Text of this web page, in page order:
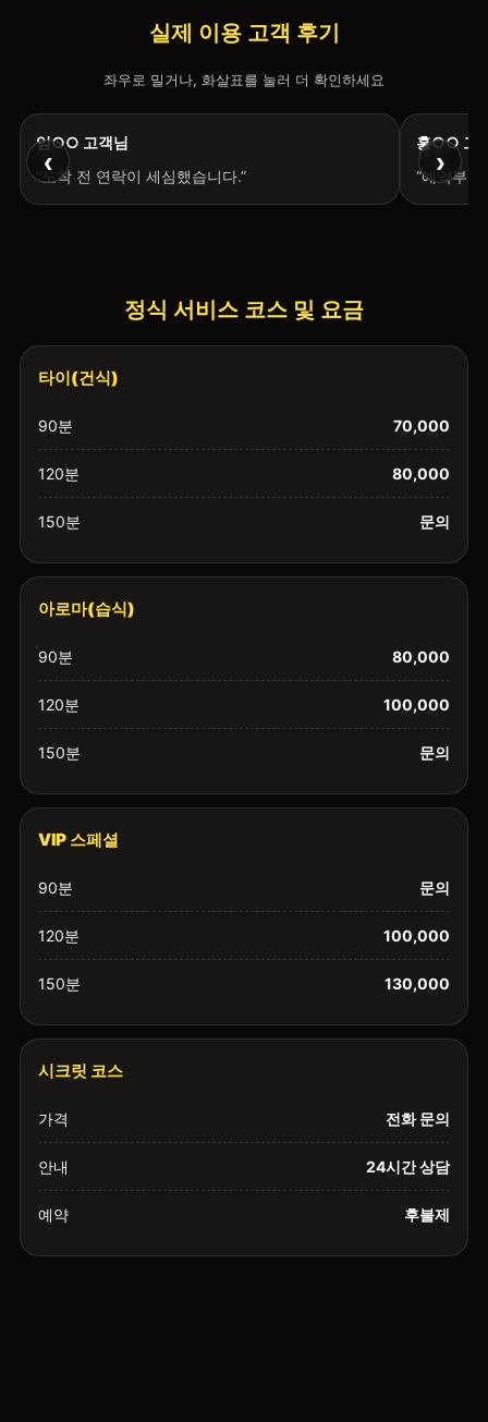
실제 이용 고객 후기
좌우로 밀거나, 화살표를 눌러 더 확인하세요
‹
임○○ 고객님
“도착 전 연락이 세심했습니다.”
홍○○ 고
“예약부
›
정식 서비스 코스 및 요금
타이(건식)
90분 70,000
120분 80,000
150분 문의
아로마(습식)
90분 80,000
120분 100,000
150분 문의
VIP 스페셜
90분 문의
120분 100,000
150분 130,000
시크릿 코스
가격 전화 문의
안내 24시간 상담
예약 후불제